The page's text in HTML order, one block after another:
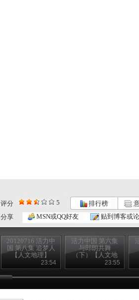
评分 5 排行榜
分享
MSN或QQ好友 贴到博客或
20120716 活力中
国 第八集 追梦人
【人文地理】
23:54
活力中国 第六集
与郎朗共舞
（下）【人文地
23:55